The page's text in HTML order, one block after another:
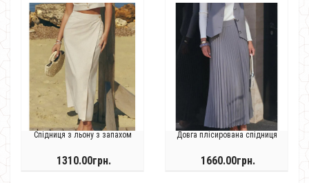
Спідниця з льону з запахом
1310.00грн.
Довга плісирована спідниця
1660.00грн.